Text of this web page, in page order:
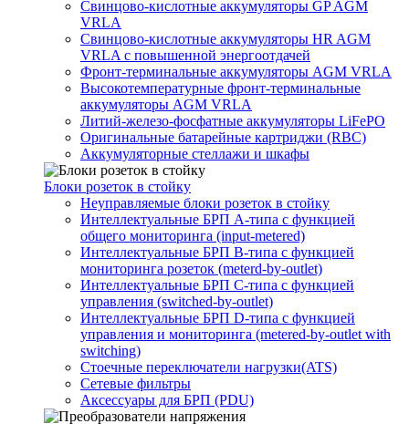
Свинцово-кислотные аккумуляторы GP AGM
VRLA
Свинцово-кислотные аккумуляторы HR AGM
VRLA с повышенной энергоотдачей
Фронт-терминальные аккумуляторы AGM VRLA
Высокотемпературные фронт-терминальные
аккумуляторы AGM VRLA
Литий-железо-фосфатные аккумуляторы LiFePO
Оригинальные батарейные картриджи (RBC)
Аккумуляторные стеллажи и шкафы
Блоки розеток в стойку
Неуправляемые блоки розеток в стойку
Интеллектуальные БРП А-типа с функцией
общего мониторинга (input-metered)
Интеллектуальные БРП B-типа с функцией
мониторинга розеток (meterd-by-outlet)
Интеллектуальные БРП C-типа с функцией
управления (switched-by-outlet)
Интеллектуальные БРП D-типа с функцией
управления и мониторинга (metered-by-outlet with
switching)
Стоечные переключатели нагрузки(ATS)
Сетевые фильтры
Аксессуары для БРП (PDU)